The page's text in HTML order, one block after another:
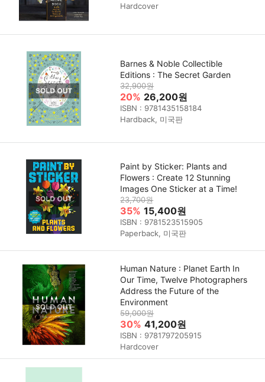
Hardcover
Barnes & Noble Collectible
Editions : The Secret Garden
32,900원
20% 26,200원
ISBN : 9781435158184
Hardback, 미국판
Paint by Sticker: Plants and
Flowers : Create 12 Stunning
Images One Sticker at a Time!
23,700원
35% 15,400원
ISBN : 9781523515905
Paperback, 미국판
Human Nature : Planet Earth In
Our Time, Twelve Photographers
Address the Future of the
Environment
59,000원
30% 41,200원
ISBN : 9781797205915
Hardcover